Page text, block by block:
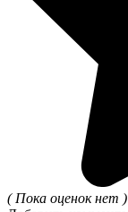
( Пока оценок нет )